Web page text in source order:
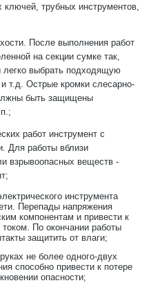
ключей, трубных инструментов,
После выполнения работ
на секции сумке так,
выбрать подходящую
т.д. Острые кромки слесарно-
быть защищены
работ инструмент с
Для работы вблизи
взрывоопасных веществ -
инструмента
Перепады напряжения
компонентам и привести к
По окончании работы
защитить от влаги;
не более одного-двух
способно привести к потере
опасности;